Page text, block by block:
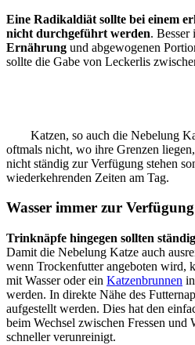
Eine Radikaldiät sollte bei einem
nicht durchgeführt werden. Besser
Ernährung und abgewogenen
sollte die Gabe von Leckerlis
Katzen, so auch die Nebelung
oftmals nicht, wo ihre Grenzen
nicht ständig zur Verfügung stehen
wiederkehrenden Zeiten am Tag.
Wasser immer zur
Trinknäpfe hingegen sollten
Damit die Nebelung Katze auch
wenn Trockenfutter angeboten wird,
mit Wasser oder ein Katzenbrunnen
werden. In direkte Nähe des
aufgestellt werden. Dies hat den
beim Wechsel zwischen Fressen und
schneller verunreinigt.